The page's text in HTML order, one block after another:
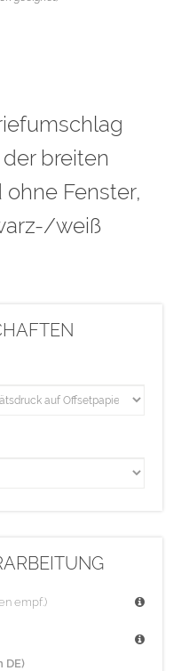
Offsetdruck hergestellt.
breiten
Fenster,
weiß
empf.)
DE)